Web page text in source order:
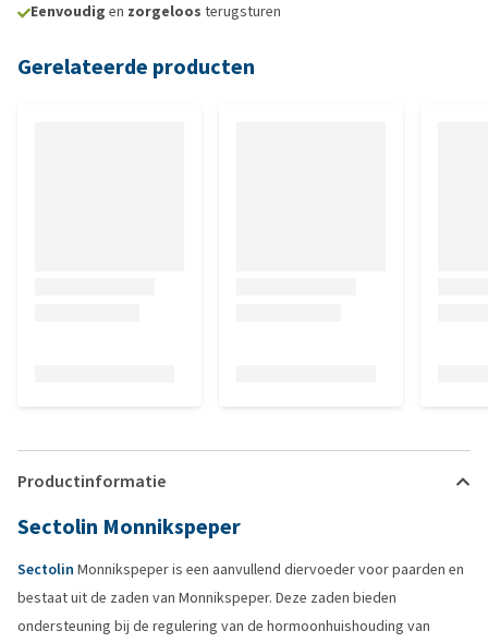
Eenvoudig en zorgeloos terugsturen
Gerelateerde producten
Productinformatie
Sectolin Monnikspeper
Sectolin Monnikspeper is een aanvullend diervoeder voor paarden en
bestaat uit de zaden van Monnikspeper. Deze zaden bieden
ondersteuning bij de regulering van de hormoonhuishouding van